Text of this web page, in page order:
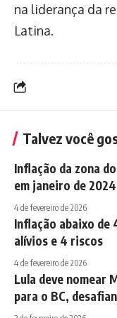
na liderança da
Latina.
Talvez você
Inflação da zona
em janeiro de 2024
4 de fevereiro de 2026
Inflação abaixo de
alívios e 4 riscos
4 de fevereiro de 2026
Lula deve nomear
para o BC,